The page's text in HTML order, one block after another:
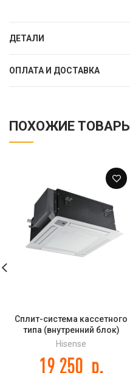
ДЕТАЛИ
ОПЛАТА И ДОСТАВКА
ПОХОЖИЕ ТОВАРЫ
Сплит-система кассетного
типа (внутренний блок)
Hisense AUC-12HR4SAA
Hisense
19 250 р.